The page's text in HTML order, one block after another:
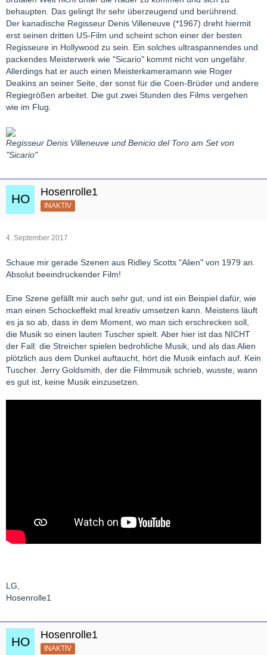
behaupten. Das gelingt Ihr sehr überzeugend und berührend.
Der kanadische Regisseur Denis Villeneuve (*1967) dreht hiermit
erst seinen dritten US-Film und scheint schon einer der besten
Regisseure in Hollywood zu sein. Ein solches ultraspannendes und
packendes Meisterwerk wie "Sicario" kommt nicht von ungefähr.
Allerdings hat er auch einen Meisterkameramann wie Roger
Deakins an seiner Seite, der sonst für die Coen-Brüder und andere
Regiegrößen arbeitet. Die gut zwei Stunden des Films vergehen
wie im Flug.
Regisseur Denis Villeneuve und Benicio del Toro am Set von
"Sicario"
Hosenrolle1
INAKTIV
4. September 2017
Schaue mir gerade Szenen aus Ridley Scotts "Alien" von 1979 an.
Absolut beeindruckender Film!
Eine Szene gefällt mir auch sehr gut, und ist ein Beispiel dafür, wie
man einen Schockeffekt mal kreativ umsetzen kann. Meistens läuft
es ja so ab, dass in dem Moment, wo man sich erschrecken soll,
die Musik so einen lauten Tuscher spielt. Aber hier ist das NICHT
der Fall: die Streicher spielen bedrohliche Musik, und als das Alien
plötzlich aus dem Dunkel auftaucht, hört die Musik einfach auf. Kein
Tuscher. Jerry Goldsmith, der die Filmmusik schrieb, wusste, wann
es gut ist, keine Musik einzusetzen.
LG,
Hosenrolle1
Hosenrolle1
INAKTIV